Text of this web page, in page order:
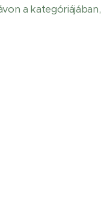
a kategóriájában,